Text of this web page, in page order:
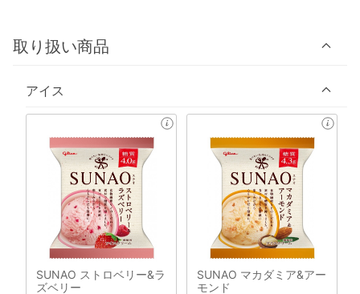
取り扱い商品
アイス
SUNAO ストロベリー&ラ
ズベリー
SUNAO マカダミア&アー
モンド